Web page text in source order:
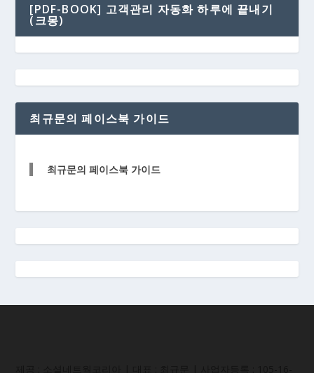
[PDF-BOOK] 고객관리 자동화 하루에 끝내기
(크몽)
최규문의 페이스북 가이드
최규문의 페이스북 가이드